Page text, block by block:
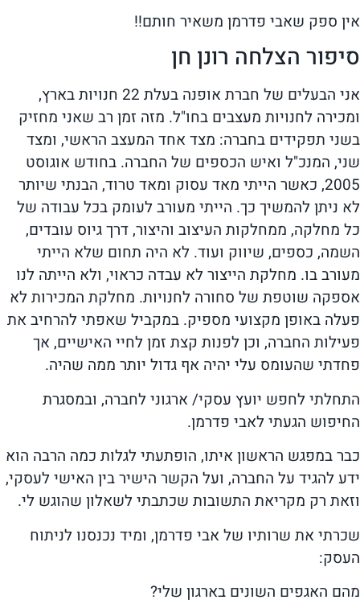
אין ספק שאבי פדרמן משאיר חותם!!
סיפור הצלחה רונן חן
אני הבעלים של חברת אופנה בעלת 22 חנויות בארץ,
ומכירה לחנויות מעצבים בחו"ל. מזה זמן רב שאני מחזיק
בשני תפקידים בחברה: מצד אחד המעצב הראשי, ומצד
שני, המנכ"ל ואיש הכספים של החברה. בחודש אוגוסט
2005, כאשר הייתי מאד עסוק ומאד טרוד, הבנתי שיותר
לא ניתן להמשיך כך. הייתי מעורב לעומק בכל עבודה של
כל מחלקה, ממחלקות העיצוב והיצור, דרך גיוס עובדים,
השמה, כספים, שיווק ועוד. לא היה תחום שלא הייתי
מעורב בו. מחלקת הייצור לא עבדה כראוי, ולא הייתה לנו
אספקה שוטפת של סחורה לחנויות. מחלקת המכירות לא
פעלה באופן מקצועי מספיק. במקביל שאפתי להרחיב את
פעילות החברה, וכן לפנות קצת זמן לחיי האישיים, אך
פחדתי שהעומס עלי יהיה אף גדול יותר ממה שהיה.
התחלתי לחפש יועץ עסקי/ ארגוני לחברה, ובמסגרת
החיפוש הגעתי לאבי פדרמן.
כבר במפגש הראשון איתו, הופתעתי לגלות כמה הרבה הוא
ידע להגיד על החברה, ועל הקשר הישיר בין האישי לעסקי,
וזאת רק מקריאת התשובות שכתבתי לשאלון שהוגש לי.
שכרתי את שרותיו של אבי פדרמן, ומיד נכנסנו לניתוח
העסק:
מהם האגפים השונים בארגון שלי?